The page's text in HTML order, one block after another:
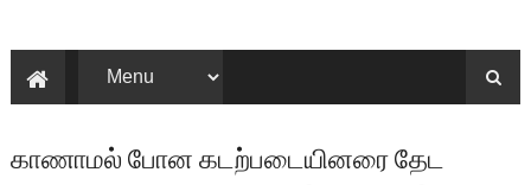
காணாமல் போன கடற்படையினரை தேட